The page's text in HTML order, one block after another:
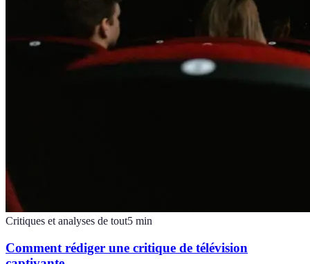
Critiques et analyses de tout5 min
Comment rédiger une critique de télévision